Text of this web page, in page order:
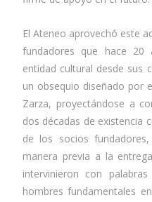
El Ateneo aprovechó este
fundadores que hace 20
entidad cultural desde sus
un obsequio diseñado por
Zarza, proyectándose a
dos décadas de existencia
de los socios
manera previa a la
intervinieron con
hombres fundamentales